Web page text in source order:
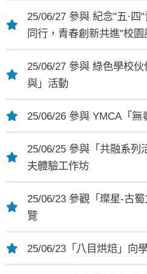
25/06/27 參與 紀念"五·四
同行，青春創新共進"校園
25/06/27 參與 綠色學校
與」活動
25/06/26 參與 YMCA「
25/06/25 參與「共融系列
夫體驗工作坊
25/06/23 參觀「璨星-古
覽
25/06/23「八目烘焙」向